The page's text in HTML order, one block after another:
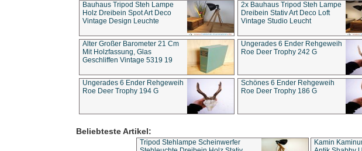
Bauhaus Tripod Steh Lampe
Holz Dreibein Spot Art Deco
Vintage Design Leuchte
2x Bauhaus Tripod Steh Lampe
Dreibein Stativ Art Deco Loft
Vintage Studio Leucht
Alter Großer Barometer 21 Cm
Mit Holzfassung, Glas
Geschliffen Vintage 5319 19
Ungerades 6 Ender Rehgeweih
Roe Deer Trophy 242 G
Ungerades 6 Ender Rehgeweih
Roe Deer Trophy 194 G
Schönes 6 Ender Rehgeweih
Roe Deer Trophy 186 G
Beliebteste Artikel:
Tripod Stehlampe Scheinwerfer
Kamin